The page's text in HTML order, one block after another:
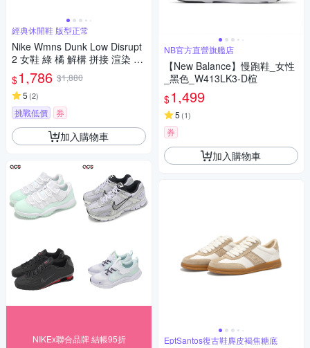
經典休閒鞋 版型正常
Nike Wmns Dunk Low Disrupt
2 女鞋 綠 橘 解構 拼接 渲染 帆
布 休閒鞋 FJ7745-181
$1,786 $1,880
5 (2)
挑戰低價 券
加入購物車
NIKEx聯合品牌 結帳95折
NB官方直營旗艦店
【New Balance】慢跑鞋_女性
_黑色_W413LK3-D楦
$1,499
5 (1)
券
加入購物車
EptSantos復古鞋麂皮褐焦糖底